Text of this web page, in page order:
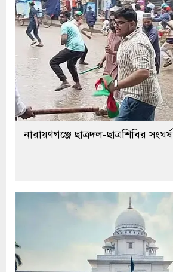
নারায়ণগঞ্জে ছাত্রদল-ছাত্রশিবির সংঘর্ষ